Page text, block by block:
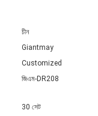
চীন
Giantmay
Customized
জিএম-DR208
30 সেট